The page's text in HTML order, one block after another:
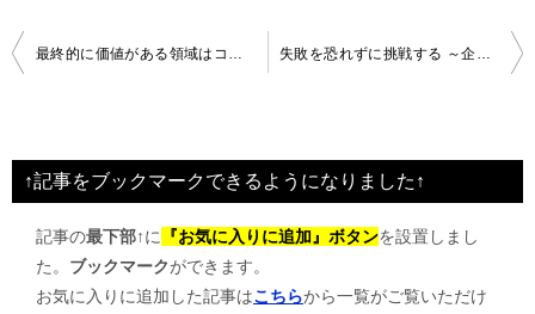
投
ビ
ゲ
↑記事をブックマークできるようになりました↑
記事の最下部↑に 『お気に入りに追加』ボタンを設置しまし
た。 ブックマークができます。
お気に入りに追加した記事はこちらから一覧がご覧いただけ